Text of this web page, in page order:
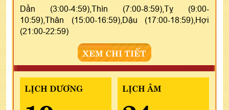
Dần (3:00-4:59),Thìn (7:00-8:59),Tỵ (9:00-
10:59),Thân (15:00-16:59),Dậu (17:00-18:59),Hợi
(21:00-22:59)
XEM CHI TIẾT
LỊCH DƯƠNG LỊCH ÂM